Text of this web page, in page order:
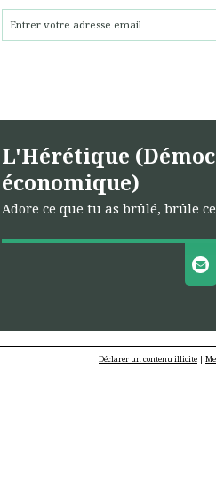
L'Hérétique
économique)
Adore ce que tu as brûlé, brûle
Déclarer un contenu illicite |